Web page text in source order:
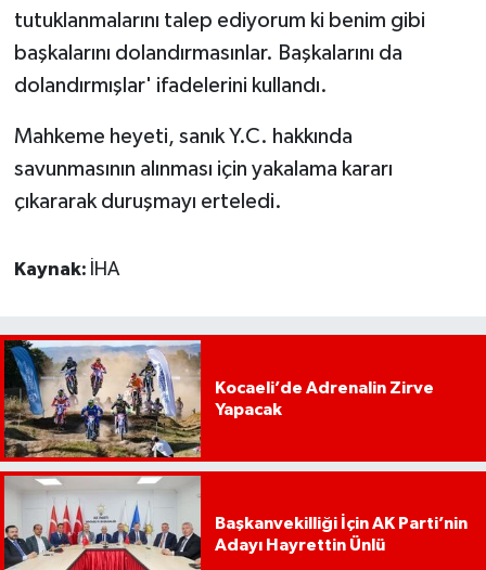
tutuklanmalarını talep ediyorum ki benim gibi
başkalarını dolandırmasınlar. Başkalarını da
dolandırmışlar' ifadelerini kullandı.
Mahkeme heyeti, sanık Y.C. hakkında
savunmasının alınması için yakalama kararı
çıkararak duruşmayı erteledi.
Kaynak: İHA
Kocaeli’de Adrenalin Zirve
Yapacak
Başkanvekilliği İçin AK Parti’nin
Adayı Hayrettin Ünlü